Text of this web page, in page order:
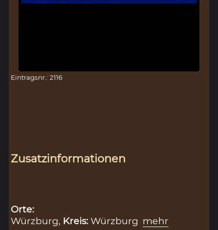
Eintragsnr.: 2116
Zusatzinformationen
Orte:
Würzburg, Kreis:Würzburg mehr